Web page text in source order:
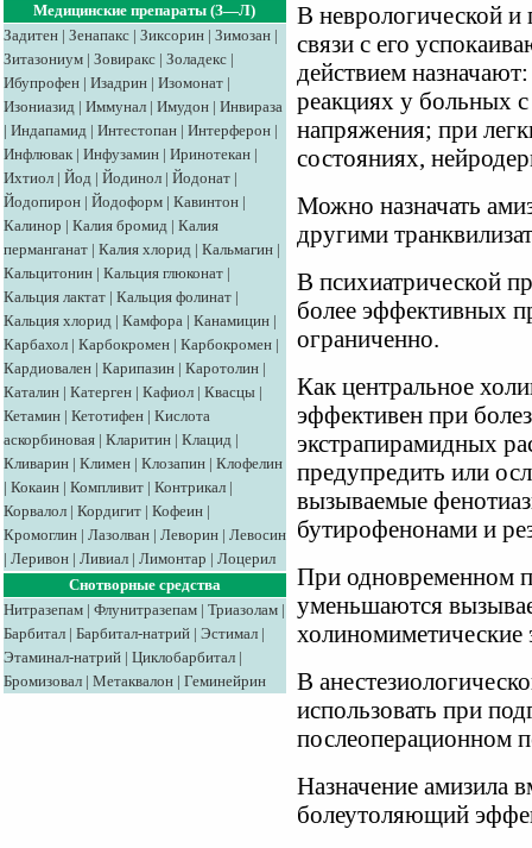
Медицинские препараты (З—Л)
Задитен | Зенапакс | Зиксорин | Зимозан |
Зитазониум | Зовиракс | Золадекс |
Ибупрофен | Изадрин | Изомонат |
Изониазид | Иммунал | Имудон | Инвираза
| Индапамид | Интестопан | Интерферон |
Инфлювак | Инфузамин | Иринотекан |
Ихтиол | Йод | Йодинол | Йодонат |
Йодопирон | Йодоформ | Кавинтон |
Калинор | Калия бромид | Калия
перманганат | Калия хлорид | Кальмагин |
Кальцитонин | Кальция глюконат |
Кальция лактат | Кальция фолинат |
Кальция хлорид | Камфора | Канамицин |
Карбахол | Карбокромен | Карбокромен |
Кардиовален | Карипазин | Каротолин |
Каталин | Катерген | Кафиол | Квасцы |
Кетамин | Кетотифен | Кислота
аскорбиновая | Кларитин | Клацид |
Кливарин | Климен | Клозапин | Клофелин
| Кокаин | Компливит | Контрикал |
Корвалол | Кордигит | Кофеин |
Кромоглин | Лазолван | Леворин | Левосин
| Леривон | Ливиал | Лимонтар | Лоцерил
Снотворные средства
Нитразепам | Флунитразепам | Триазолам |
Барбитал | Барбитал-натрий | Эстимал |
Этаминал-натрий | Циклобарбитал |
Бромизовал | Метаквалон | Геминейрин
В неврологической и
связи с его
действием
реакциях у больных
напряжения; при
состояниях,
Можно назначать
другими
В психиатрической
более эффективных
ограниченно.
Как центральное
эффективен при
экстрапирамидных
предупредить или
вызываемые
бутирофенонами и
При одновременном
уменьшаются
В
использовать при
послеоперационном
Назначение амизила
болеутоляющий